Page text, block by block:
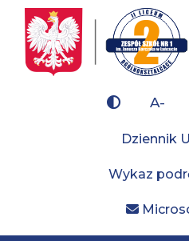
Przejdź
treści
A-
Dziennik
Wykaz